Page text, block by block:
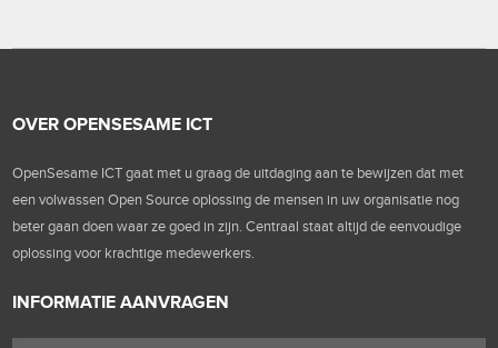
OVER OPENSESAME ICT
OpenSesame ICT gaat met u graag de uitdaging aan te bewijzen dat met
een volwassen Open Source oplossing de mensen in uw organisatie nog
beter gaan doen waar ze goed in zijn. Centraal staat altijd de eenvoudige
oplossing voor krachtige medewerkers.
INFORMATIE AANVRAGEN